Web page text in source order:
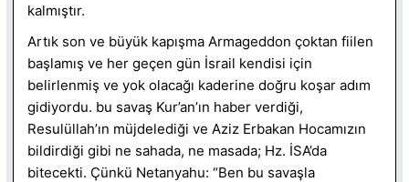
kalmıştır.
Artık son ve büyük kapışma Armageddon çoktan fiilen
başlamış ve her geçen gün İsrail kendisi için
belirlenmiş ve yok olacağı kaderine doğru koşar adım
gidiyordu. bu savaş Kur’an’ın haber verdiği,
Resulüllah’ın müjdelediği ve Aziz Erbakan Hocamızın
bildirdiği gibi ne sahada, ne masada; Hz. İSA’da
bitecekti. Çünkü Netanyahu: “Ben bu savaşla